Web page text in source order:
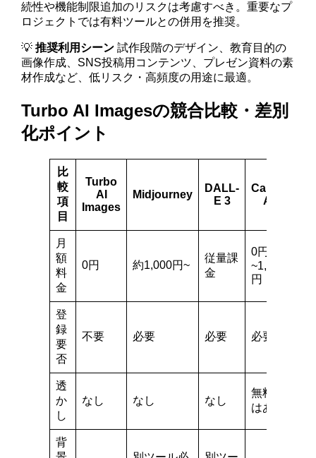
続性や機能制限追加のリスクは考慮すべき。重要なプ
ロジェクトでは有料ツールとの併用を推奨。
💡推奨利用シーン 試作段階のデザイン、教育目的の
画像作成、SNS投稿用コンテンツ、プレゼン資料の素
材作成など、低リスク・高頻度の用途に最適。
Turbo AI Imagesの競合比較・差別
化ポイント
比
較
項
目
Turbo
AI
Images
Midjourney
DALL-
E 3
Canva
AI
月
額
料
金
0円 約1,000円~
従量課
金
0円
~1,500
円
登
録
要
否
不要 必要 必要 必要
透
か
し
なし なし なし
無料版
はあり
背